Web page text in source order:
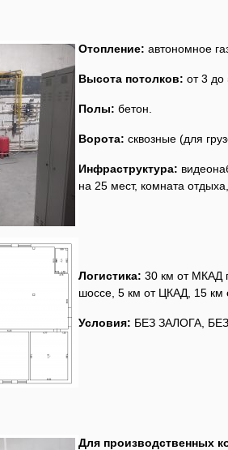
Отопление: автономное
Высота потолков: от 3 до
Полы: бетон.
Ворота: сквозные (для
Инфраструктура:
на 25 мест, комната
Логистика: 30 км от МКАД
шоссе, 5 км от ЦКАД, 15 км
Условия: БЕЗ ЗАЛОГА,
Для производственных